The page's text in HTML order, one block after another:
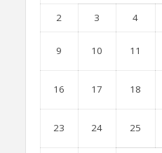
2 3 4
9 10 11
16 17 18
23 24 25